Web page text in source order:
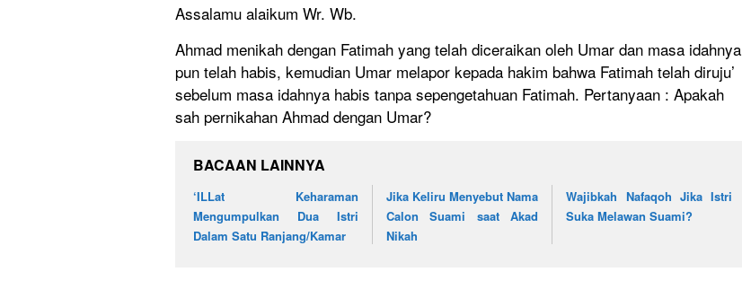
Assalamu alaikum Wr. Wb.
Ahmad menikah dengan Fatimah yang telah diceraikan oleh Umar dan masa idahnya
pun telah habis, kemudian Umar melapor kepada hakim bahwa Fatimah telah diruju’
sebelum masa idahnya habis tanpa sepengetahuan Fatimah. Pertanyaan : Apakah
sah pernikahan Ahmad dengan Umar?
BACAAN LAINNYA
‘ILLat Keharaman
Mengumpulkan Dua Istri
Dalam Satu Ranjang/Kamar
Jika Keliru Menyebut Nama
Calon Suami saat Akad
Nikah
Wajibkah Nafaqoh Jika Istri
Suka Melawan Suami?